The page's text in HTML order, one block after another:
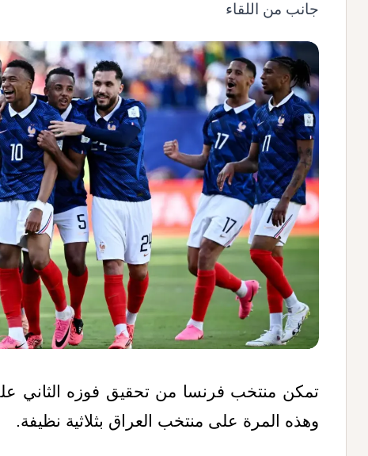
جانب من اللقاء
وهذه المرة على منتخب العراق بثلاثية نظيفة.